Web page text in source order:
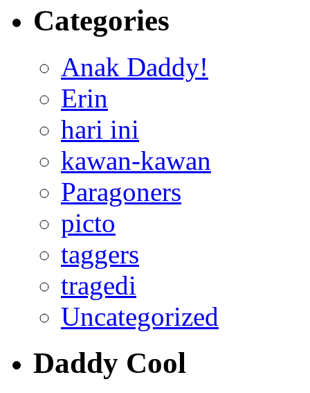
Categories
Anak Daddy!
Erin
hari ini
kawan-kawan
Paragoners
picto
taggers
tragedi
Uncategorized
Daddy Cool